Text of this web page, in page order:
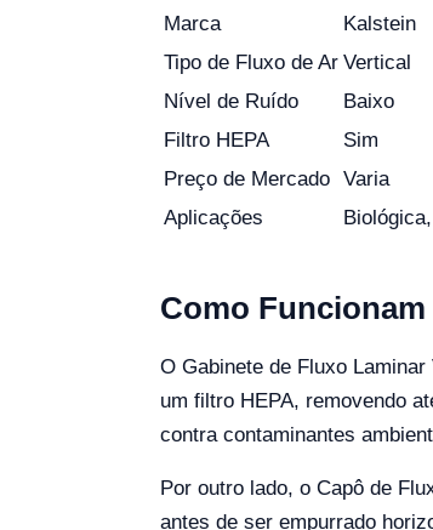
Marca
Kalstein
Tipo de Fluxo de Ar Vertical
Nível de Ruído
Baixo
Filtro HEPA
Sim
Preço de Mercado Varia
Aplicações
Como Funcionam
O Gabinete de Fluxo
um filtro HEPA, removendo
contra contaminantes
Por outro lado, o Capô de
antes de ser empurrado